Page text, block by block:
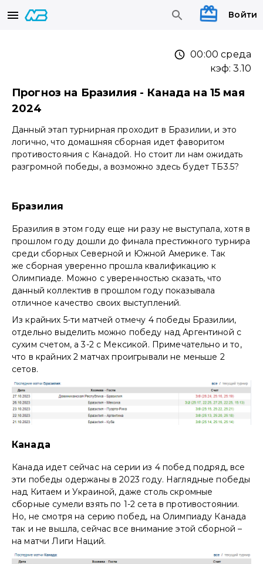
Войти
00:00 среда
кэф:3.10
Прогноз на Бразилия - Канада на 15 мая
2024
Данный этап турнирная проходит в Бразилии, и это
логично, что домашняя сборная идет фаворитом
противостояния с Канадой. Но стоит ли нам ожидать
разгромной победы, а возможно здесь будет ТБ3.5?
Бразилия
Бразилия в этом году еще ни разу не выступала, хотя в
прошлом году дошли до финала престижного турнира
среди сборных Северной и Южной Америке. Так
же сборная уверенно прошла квалификацию к
Олимпиаде. Можно с уверенностью сказать, что
данный коллектив в прошлом году показывала
отличное качество своих выступлений.
Из крайних 5-ти матчей отмечу 4 победы Бразилии,
отдельно выделить можно победу над Аргентиной с
сухим счетом, а 3-2 с Мексикой. Примечательно и то,
что в крайних 2 матчах проигрывали не меньше 2
сетов.
Канада
Канада идет сейчас на серии из 4 побед подряд, все
эти победы одержаны в 2023 году. Наглядные победы
над Китаем и Украиной, даже столь скромные
сборные сумели взять по 1-2 сета в противостоянии.
Но, не смотря на серию побед, на Олимпиаду Канада
так и не вышла, сейчас все внимание этой сборной –
на матчи Лиги Наций.